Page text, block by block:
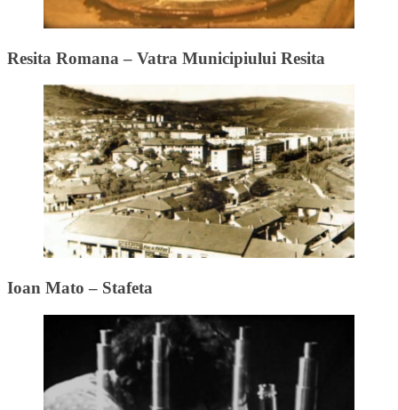
Resita Romana – Vatra Municipiului Resita
Ioan Mato – Stafeta